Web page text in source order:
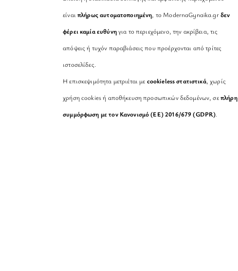
είναιπλήρως αυτοματοποιημένη, το ModernaGynaika.grδεν
φέρει καμία ευθύνηγια το περιεχόμενο, την ακρίβεια, τις
απόψεις ή τυχόν παραβιάσεις που προέρχονται από τρίτες
ιστοσελίδες.
Η επισκεψιμότητα μετριέται με cookieless στατιστικά, χωρίς
χρήση cookies ή αποθήκευση προσωπικών δεδομένων, σεπλήρη
συμμόρφωση με τον Κανονισμό (ΕΕ) 2016/679 (GDPR)